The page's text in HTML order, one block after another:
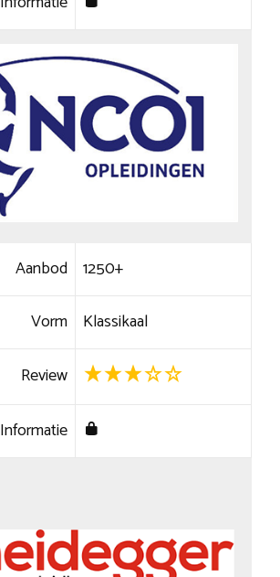
Aanbod 1250+
Vorm Klassikaal
Review
Informatie